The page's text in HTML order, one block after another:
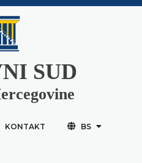
SUD
KONTAKT BS